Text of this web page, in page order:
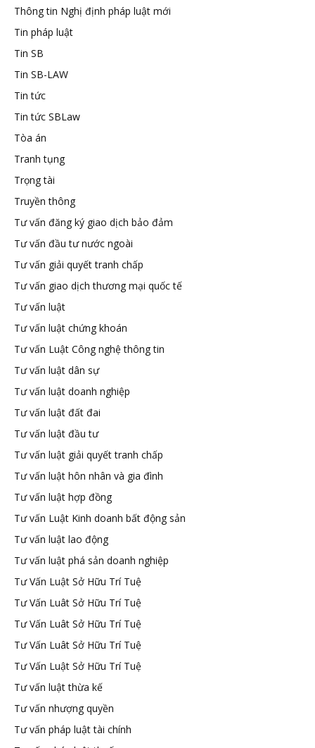
Thông tin Nghị định pháp luật mới
Tin pháp luật
Tin SB
Tin SB-LAW
Tin tức
Tin tức SBLaw
Tòa án
Tranh tụng
Trọng tài
Truyền thông
Tư vấn đăng ký giao dịch bảo đảm
Tư vấn đầu tư nước ngoài
Tư vấn giải quyết tranh chấp
Tư vấn giao dịch thương mại quốc tế
Tư vấn luật
Tư vấn luật chứng khoán
Tư vấn Luật Công nghệ thông tin
Tư vấn luật dân sự
Tư vấn luật doanh nghiệp
Tư vấn luật đất đai
Tư vấn luật đầu tư
Tư vấn luật giải quyết tranh chấp
Tư vấn luật hôn nhân và gia đình
Tư vấn luật hợp đồng
Tư vấn Luật Kinh doanh bất động sản
Tư vấn luật lao động
Tư vấn luật phá sản doanh nghiệp
Tư Vấn Luật Sở Hữu Trí Tuệ
Tư Vấn Luât Sở Hữu Trí Tuệ
Tư Vấn Luât Sở Hữu Trí Tuệ
Tư Vấn Luât Sở Hữu Trí Tuệ
Tư Vấn Luật Sở Hữu Trí Tuệ
Tư vấn luật thừa kế
Tư vấn nhượng quyền
Tư vấn pháp luật tài chính